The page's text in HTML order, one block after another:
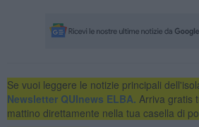
Se vuoi leggere le notizie principali
Newsletter QUInews ELBA. Arriva gratis
mattino direttamente nella tua casella di